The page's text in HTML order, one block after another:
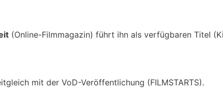
(Online-Filmmagazin) führt ihn als verfügbaren Titel
mit der VoD-Veröffentlichung (FILMSTARTS).